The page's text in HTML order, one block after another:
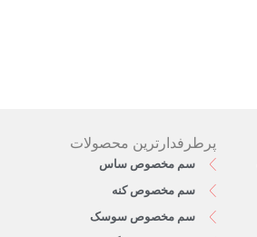
پرطرفدارترین محصولات
سم مخصوص ساس
سم مخصوص کنه
سم مخصوص سوسک